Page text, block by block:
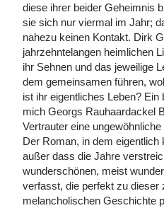
diese ihrer beider Geheimnis
sie sich nur viermal im Jahr;
nahezu keinen Kontakt. Dirk
jahrzehntelangen heimlichen
ihr Sehnen und das jeweilige
dem gemeinsamen führen,
ist ihr eigentliches Leben?
mich Georgs Rauhaardackel
Vertrauter eine ungewöhnliche
Der Roman, in dem
außer dass die Jahre
wunderschönen, meist
verfasst, die perfekt zu dieser
melancholischen Geschichte